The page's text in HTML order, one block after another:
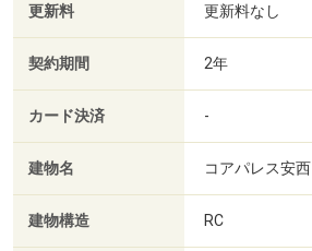
更新料 更新料なし
契約期間 2年
カード決済 -
建物名 コアパレス安西
建物構造 RC